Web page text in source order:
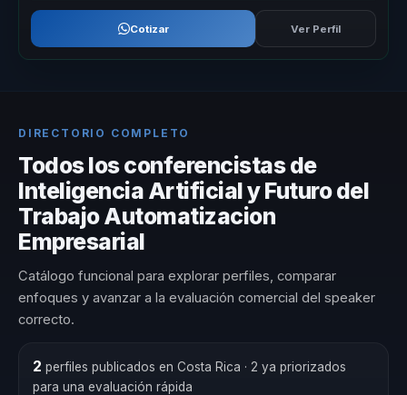
Cotizar Ver Perfil
DIRECTORIO COMPLETO
Todos los conferencistas de
Inteligencia Artificial y Futuro del
Trabajo Automatizacion
Empresarial
Catálogo funcional para explorar perfiles, comparar
enfoques y avanzar a la evaluación comercial del speaker
correcto.
2 perfiles publicados en Costa Rica · 2 ya priorizados
para una evaluación rápida